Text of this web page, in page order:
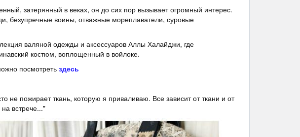
затерянный в веках, он до сих пор вызывает огромный интерес.
безупречные воины, отважные мореплаватели, суровые
валяной одежды и аксессуаров Аллы Халайджи, где
костюм, воплощенный в войлоке.
посмотретьздесь
пожирает ткань, которую я приваливаю. Все зависит от ткани и от
встрече..."